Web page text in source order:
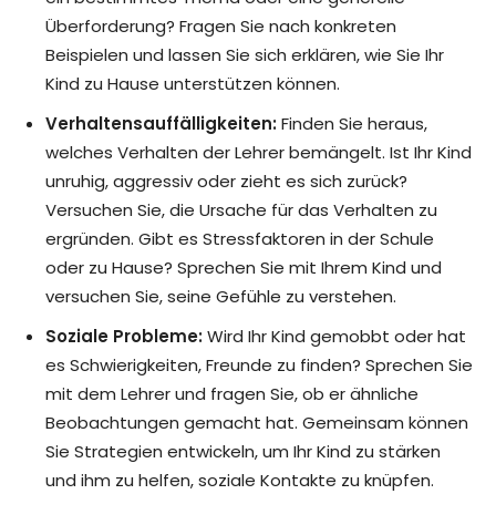
Überforderung? Fragen Sie nach konkreten
Beispielen und lassen Sie sich erklären, wie Sie Ihr
Kind zu Hause unterstützen können.
Verhaltensauffälligkeiten:Finden Sie heraus,
welches Verhalten der Lehrer bemängelt. Ist Ihr Kind
unruhig, aggressiv oder zieht es sich zurück?
Versuchen Sie, die Ursache für das Verhalten zu
ergründen. Gibt es Stressfaktoren in der Schule
oder zu Hause? Sprechen Sie mit Ihrem Kind und
versuchen Sie, seine Gefühle zu verstehen.
Soziale Probleme:Wird Ihr Kind gemobbt oder hat
es Schwierigkeiten, Freunde zu finden? Sprechen Sie
mit dem Lehrer und fragen Sie, ob er ähnliche
Beobachtungen gemacht hat. Gemeinsam können
Sie Strategien entwickeln, um Ihr Kind zu stärken
und ihm zu helfen, soziale Kontakte zu knüpfen.